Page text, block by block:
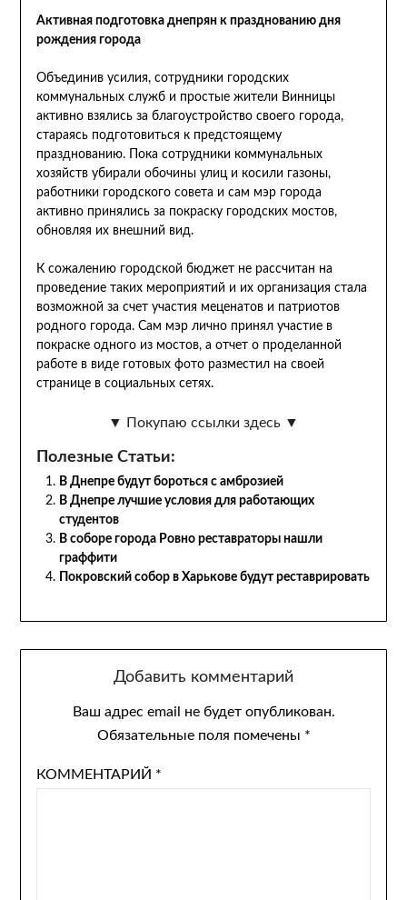
Активная подготовка днепрян к празднованию дня
рождения города
Объединив усилия, сотрудники городских
коммунальных служб и простые жители Винницы
активно взялись за благоустройство своего города,
стараясь подготовиться к предстоящему
празднованию. Пока сотрудники коммунальных
хозяйств убирали обочины улиц и косили газоны,
работники городского совета и сам мэр города
активно принялись за покраску городских мостов,
обновляя их внешний вид.
К сожалению городской бюджет не рассчитан на
проведение таких мероприятий и их организация стала
возможной за счет участия меценатов и патриотов
родного города. Сам мэр лично принял участие в
покраске одного из мостов, а отчет о проделанной
работе в виде готовых фото разместил на своей
странице в социальных сетях.
▼ Покупаю ссылки здесь ▼
Полезные Статьи:
В Днепре будут бороться с амброзией
В Днепре лучшие условия для работающих
студентов
В соборе города Ровно реставраторы нашли
граффити
Покровский собор в Харькове будут реставрировать
Добавить комментарий
Ваш адрес email не будет опубликован.
Обязательные поля помечены *
КОММЕНТАРИЙ *